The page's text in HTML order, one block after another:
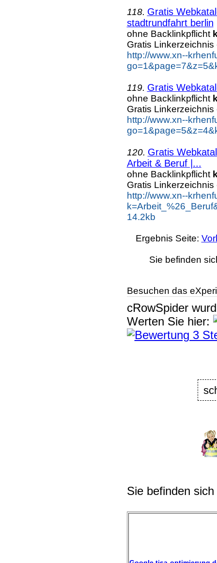
118. Gratis
stadtrundfahrt berlin
ohne Backlinkpflicht
Gratis Linkerzeichnis
http://www.xn--
119. Gratis
ohne Backlinkpflicht
Gratis Linkerzeichnis
http://www.xn--
120. Gratis
Arbeit & Beruf |...
ohne Backlinkpflicht
Gratis Linkerzeichnis
http://www.xn--
14.2kb
Ergebnis Seite:
Sie befinden
Besuchen das
cRowSpider
Werten Sie hier:
Sie befinden